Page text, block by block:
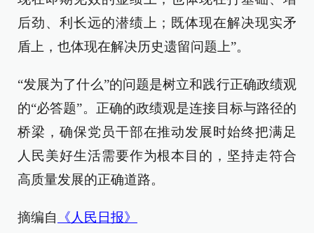
后劲、利长远的潜绩上；既体现在解决现实矛
盾上，也体现在解决历史遗留问题上”。
“发展为了什么”的问题是树立和践行正确政绩观
的“必答题”。正确的政绩观是连接目标与路径的
桥梁，确保党员干部在推动发展时始终把满足
人民美好生活需要作为根本目的，坚持走符合
高质量发展的正确道路。
摘编自 《人民日报》